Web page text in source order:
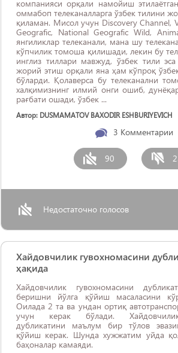
компанияси орқали намойиш
оммабоп телеканалларга ўзбек тилини
қиламан. Мисол учун Discovery Channel,
Geografic, National Geografic Wild,
янгиликлар телеканали, мана шу
кўпчилик томоша қилишади, лекин бу
инглиз тиллари мавжуд, ўзбек тили
жорий этиш орқали яна ҳам кўпроқ
бўларди. Қолаверса бу телеканални
халқимизнинг илмий онги ошиб,
рағбати ошади, ўзбек ...
Автор: DUSMAMATOV BAXODIR ESHBURIYEVICH
3 Комментарии
90
Недостаточно голосов
Хайдовчилик гувохномасини
ҳақида
Хайдовчилик гувохномасини
беришни йўлга қўйиш масаласини
Оилада 2 та ва ундан ортиқ
учун керак бўлади.
дубликатини маълум бир тўлов
қўйиш керак. Шунда хужжатим уйда
баҳоналар камаяди.